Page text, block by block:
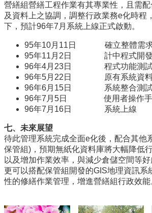
會
綜
會
議
紀
錄
搜
尋
它
業
務
相
關
營繕組營繕工程作業有其專業性，且需
及資料上之協調，調整行政業務e化時程
下，預計96年7月系統上線正式啟動。
95年10月11日 確立整體需
95年11月2日 計中程式開發
96年4月23日 程式功能測
96年5月22日 原有系統資料
96年6月15日 系統整合測
96年7月5日 使用者操作手冊
96年7月16日 系統上線
七、未來展望
待此管理系統完成全面e化後，配合其他
保管組)，預期無紙化資料庫將大幅降低
以及增加作業效率，與減少倉儲空間等
更可以搭配保管組開發的GIS地理資訊系
性的修繕作業管理，增進營繕組行政效能